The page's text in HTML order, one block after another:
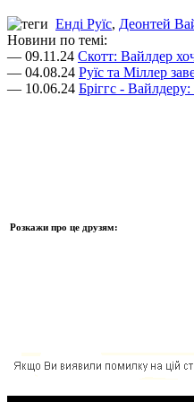
Енді Руїс, Деонтей
Новини по темі:
— 09.11.24 Скотт: Вайлдер
— 04.08.24 Руїс та Міллер
— 10.06.24 Бріггс -
Розкажи про це друзям: